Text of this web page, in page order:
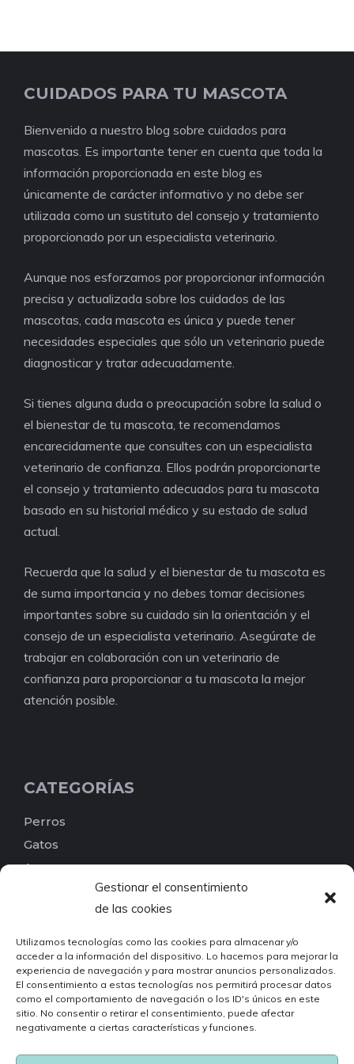
Gestionar el consentimiento
de las cookies
Utilizamos tecnologías como las cookies para almacenar y/o
acceder a la información del dispositivo. Lo hacemos para mejorar la
experiencia de navegación y para mostrar anuncios personalizados.
El consentimiento a estas tecnologías nos permitirá procesar datos
como el comportamiento de navegación o los ID's únicos en este
sitio. No consentir o retirar el consentimiento, puede afectar
negativamente a ciertas características y funciones.
CUIDADOS PARA TU MASCOTA
Bienvenido a nuestro blog sobre cuidados para
mascotas. Es importante tener en cuenta que toda la
información proporcionada en este blog es
únicamente de carácter informativo y no debe ser
utilizada como un sustituto del consejo y tratamiento
proporcionado por un especialista veterinario.
Aunque nos esforzamos por proporcionar información
precisa y actualizada sobre los cuidados de las
mascotas, cada mascota es única y puede tener
necesidades especiales que sólo un veterinario puede
diagnosticar y tratar adecuadamente.
Si tienes alguna duda o preocupación sobre la salud o
el bienestar de tu mascota, te recomendamos
encarecidamente que consultes con un especialista
veterinario de confianza. Ellos podrán proporcionarte
el consejo y tratamiento adecuados para tu mascota
basado en su historial médico y su estado de salud
actual.
Recuerda que la salud y el bienestar de tu mascota es
de suma importancia y no debes tomar decisiones
importantes sobre su cuidado sin la orientación y el
consejo de un especialista veterinario. Asegúrate de
trabajar en colaboración con un veterinario de
confianza para proporcionar a tu mascota la mejor
atención posible.
CATEGORÍAS
Perros
Gatos
Aves
Pequeños mamíferos
Roedores
Invertebrados
Otros
Busca por etiquetas